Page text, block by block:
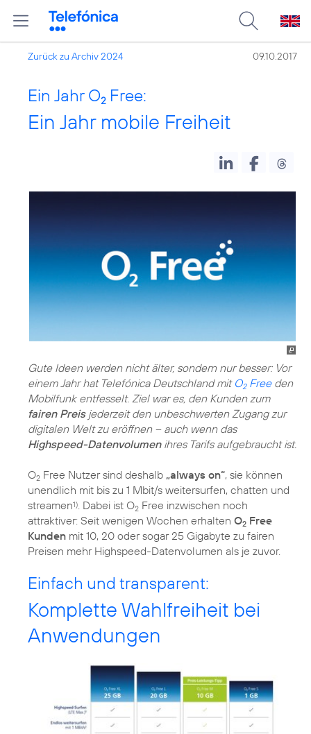
Zurück zu Archiv 2024 09.10.2017
Ein Jahr O2 Free:
Ein Jahr mobile Freiheit
Gute Ideen werden nicht älter, sondern nur besser: Vor
einem Jahr hat Telefónica Deutschland mit O2Freeden
Mobilfunk entfesselt. Ziel war es, den Kunden zum
fairen Preisjederzeit den unbeschwerten Zugang zur
digitalen Welt zu eröffnen – auch wenn das
Highspeed-Datenvolumenihres Tarifs aufgebraucht ist.
O2 Free Nutzer sind deshalb „always on“, sie können
unendlich mit bis zu 1 Mbit/s weitersurfen, chatten und
streamen1). Dabei ist O2 Free inzwischen noch
attraktiver: Seit wenigen Wochen erhalten O2 Free
Kunden mit 10, 20 oder sogar 25 Gigabyte zu fairen
Preisen mehr Highspeed-Datenvolumen als je zuvor.
Einfach und transparent:
Komplette Wahlfreiheit bei
Anwendungen